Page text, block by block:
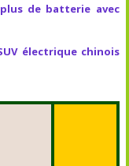
plus de batterie avec
électrique chinois